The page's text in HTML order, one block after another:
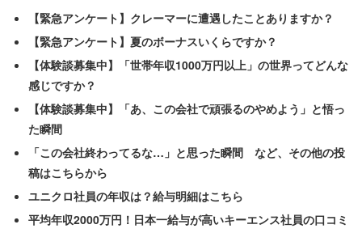
残業代は支払われるのだろうか。
【緊急アンケート】クレーマーに遭遇したことありますか？
【緊急アンケート】夏のボーナスいくらですか？
【体験談募集中】「世帯年収1000万円以上」の世界ってどんな
感じですか？
【体験談募集中】「あ、この会社で頑張るのやめよう」と悟っ
た瞬間
「この会社終わってるな…」と思った瞬間 など、その他の投
稿はこちらから
ユニクロ社員の年収は？給与明細はこちら
平均年収2000万円！日本一給与が高いキーエンス社員の口コミ